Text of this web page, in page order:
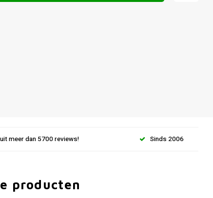
meer dan 5700 reviews! Sinds 2006
producten